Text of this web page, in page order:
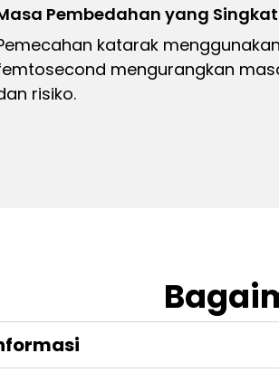
Pembedahan yang Singkat
katarak
mengurangkan
risiko.